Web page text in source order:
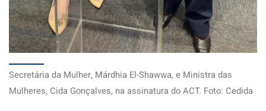
Secretária da Mulher, Márdhia El-Shawwa, e Ministra das
Mulheres, Cida Gonçalves, na assinatura do ACT. Foto: Cedida